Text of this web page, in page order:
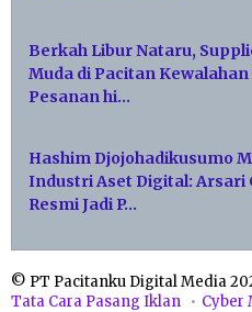
Berkah Libur Nataru,
Muda di Pacitan
Pesanan hi…
Hashim Djojohadikusumo
Industri Aset Digital: Arsari
Resmi Jadi P…
© PT Pacitanku Digital Media
Tata Cara Pasang Iklan
Cyber